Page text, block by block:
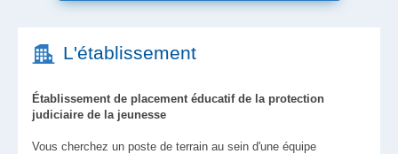
L'établissement
Établissement de placement éducatif de la protection
judiciaire de la jeunesse
Vous cherchez un poste de terrain au sein d'une équipe